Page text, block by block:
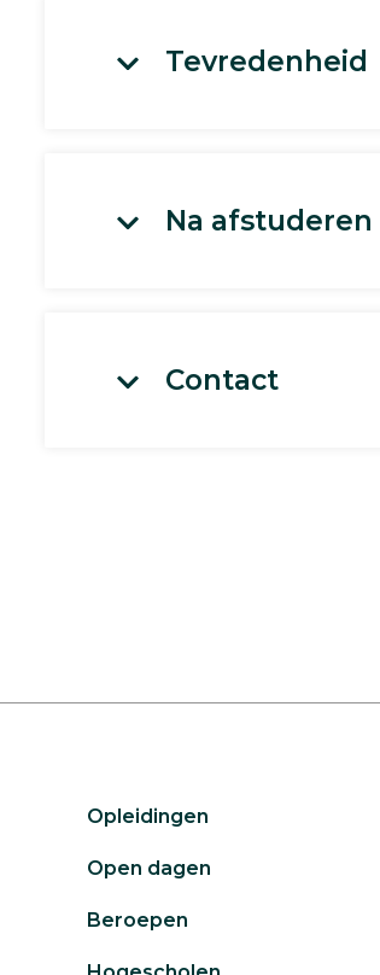
Tevredenheid
Na afstuderen
Contact
Opleidingen
Open dagen
Beroepen